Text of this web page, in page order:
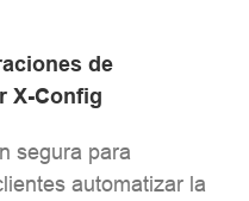
de
X-Config
segura para
automatizar la